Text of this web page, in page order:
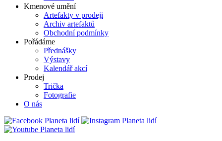
Kmenové umění
Artefakty v prodeji
Archiv artefaktů
Obchodní podmínky
Pořádáme
Přednášky
Výstavy
Kalendář akcí
Prodej
Trička
Fotografie
O nás